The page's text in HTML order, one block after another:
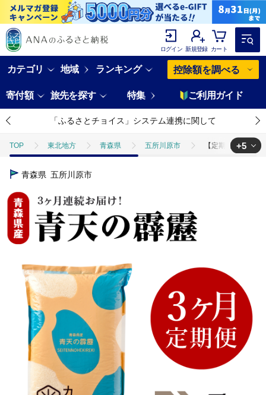
ログイン 新規登録 カート
カテゴリ 地域 ランキング 控除額を調べる
寄付額 旅先を探す 特集 ご利用ガイド
「ふるさとチョイス」システム連携に関して
TOP 東北地方 青森県 五所川原市 【定期便 3ヶ月】
TOP
TOP
TOP 米・穀物 精米 【定期便 3ヶ月】 令和7年産
TOP 米・穀物 米 ほかの米 【定期便 3ヶ月】 令和7
+5
青森県 五所川原市